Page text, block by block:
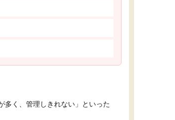
多く、管理しきれない」といった